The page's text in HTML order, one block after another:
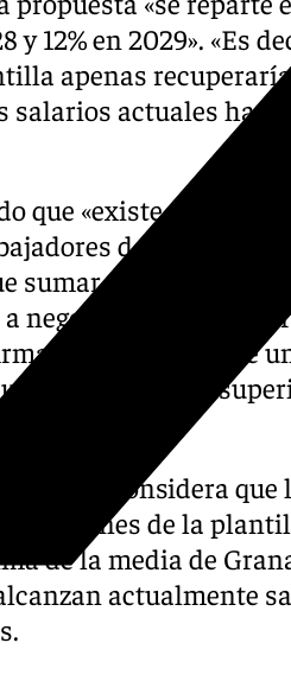
y 12% en 2029». «Es
apenas
salarios actuales
que «existe una
del Metro de
sumar que Metro
a negociar mejoras el
recientemente
unas condiciones
también considera
de la
de la media de
actualmente